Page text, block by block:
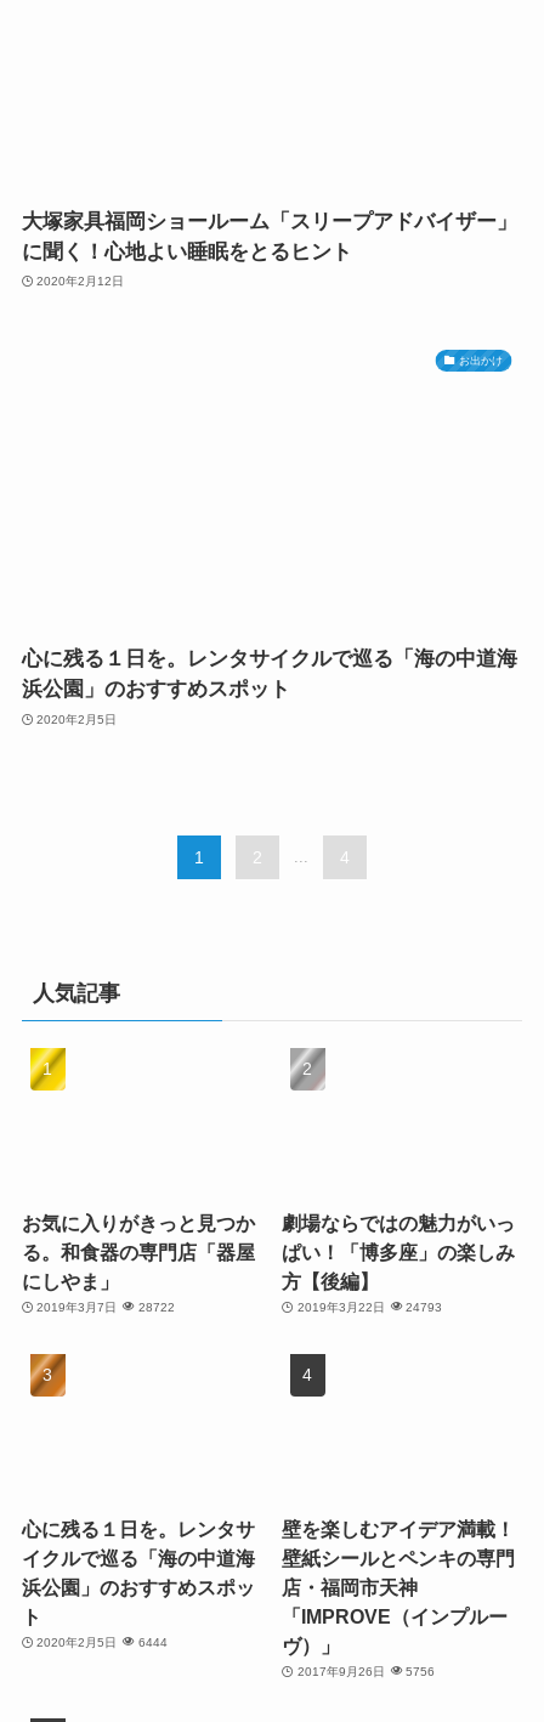
大塚家具福岡ショールーム「スリープアドバイザー」
に聞く！心地よい睡眠をとるヒント
2020年2月12日
お出かけ
心に残る１日を。レンタサイクルで巡る「海の中道海
浜公園」のおすすめスポット
2020年2月5日
1 2 ... 4
人気記事
お気に入りがきっと見つか
る。和食器の専門店「器屋
にしやま」
2019年3月7日 28722
劇場ならではの魅力がいっ
ぱい！「博多座」の楽しみ
方【後編】
2019年3月22日 24793
心に残る１日を。レンタサ
イクルで巡る「海の中道海
浜公園」のおすすめスポッ
ト
2020年2月5日 6444
壁を楽しむアイデア満載！
壁紙シールとペンキの専門
店・福岡市天神
「IMPROVE（インプルー
ヴ）」
2017年9月26日 5756